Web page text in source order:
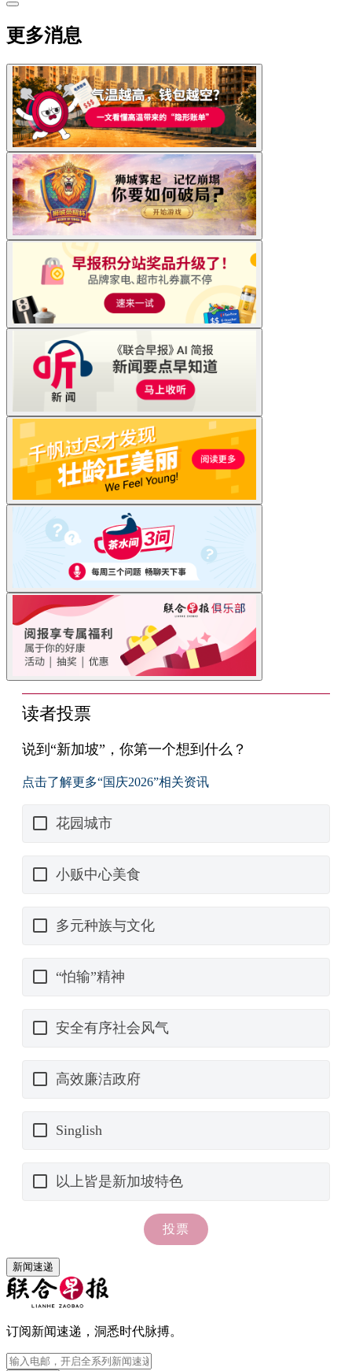
更多消息
新闻速递
订阅新闻速递，洞悉时代脉搏。